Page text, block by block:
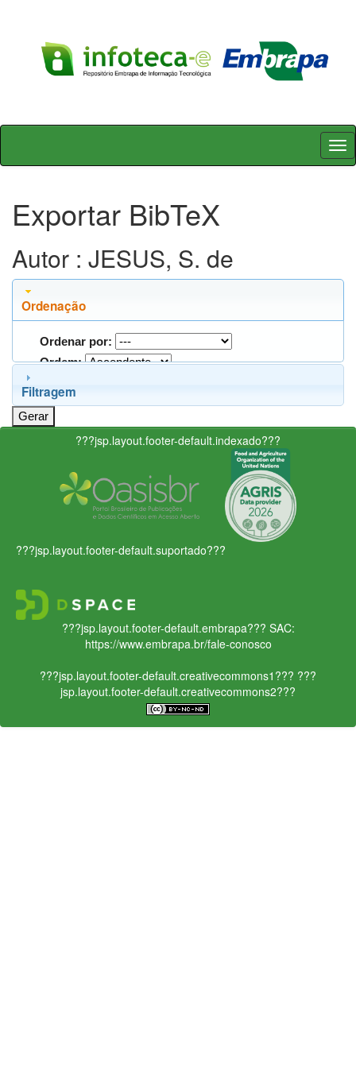
Skip
Exportar BibTeX
Autor : JESUS, S. de
Ordenação
Ordenar por:
Ordem:
Filtragem
???jsp.layout.footer-default.indexado???
???jsp.layout.footer-default.suportado???
???jsp.layout.footer-default.embrapa??? SAC:
https://www.embrapa.br/fale-conosco
???jsp.layout.footer-default.creativecommons1??? ???
jsp.layout.footer-default.creativecommons2???